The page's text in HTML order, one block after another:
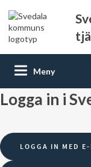
Meny
Logga in i